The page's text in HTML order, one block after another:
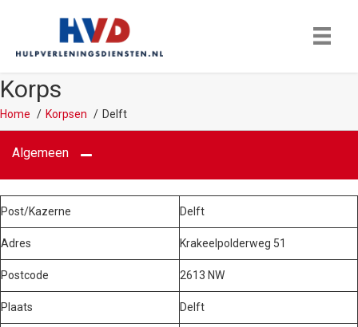
Korps
Home Korpsen Delft
Algemeen
Post/Kazerne Delft
Adres Krakeelpolderweg 51
Postcode 2613 NW
Plaats Delft